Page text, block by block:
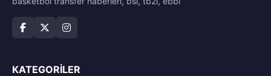
KATEGORILER